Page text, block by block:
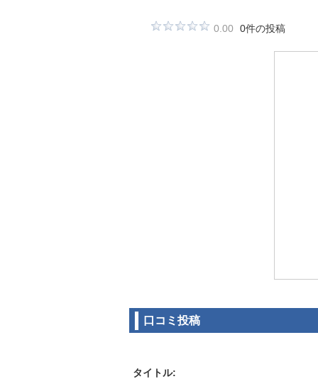
0.00 0件の投稿
口コミ投稿
タイトル: